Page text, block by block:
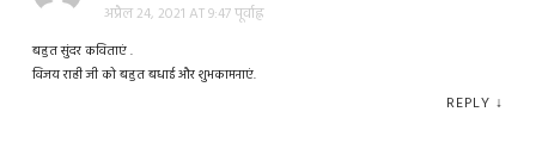
अप्रैल 24, 2021 AT 9:47 पूर्वाह्न
बहुत सुंदर कविताएं .
विजय राही जी को बहुत बधाई और शुभकामनाएं.
REPLY ↓